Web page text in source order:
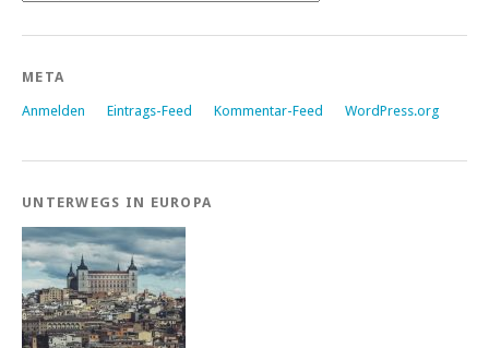
META
Anmelden Eintrags-Feed Kommentar-Feed WordPress.org
UNTERWEGS IN EUROPA